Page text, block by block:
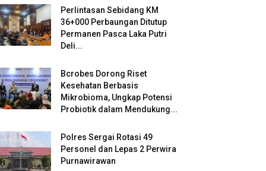
Perlintasan Sebidang KM
36+000 Perbaungan Ditutup
Permanen Pasca Laka Putri
Deli...
Bcrobes Dorong Riset
Kesehatan Berbasis
Mikrobioma, Ungkap Potensi
Probiotik dalam Mendukung...
Polres Sergai Rotasi 49
Personel dan Lepas 2 Perwira
Purnawirawan